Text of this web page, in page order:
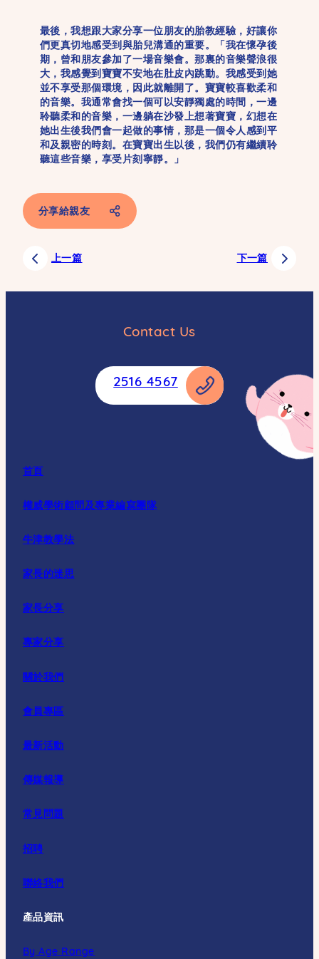
最後，我想跟大家分享一位朋友的胎教經驗，好讓你
們更真切地感受到與胎兒溝通的重要。「我在懷孕後
期，曾和朋友參加了一場音樂會。那裏的音樂聲浪很
大，我感覺到寶寶不安地在肚皮內跳動。我感受到她
並不享受那個環境，因此就離開了。寶寶較喜歡柔和
的音樂。我通常會找一個可以安靜獨處的時間，一邊
聆聽柔和的音樂，一邊躺在沙發上想著寶寶，幻想在
她出生後我們會一起做的事情，那是一個令人感到平
和及親密的時刻。在寶寶出生以後，我們仍有繼續聆
聽這些音樂，享受片刻寧靜。」
分享給親友
SMS
Email
上一篇 下一篇
Contact Us
2516 4567
首頁
權威學術顧問及專業編寫團隊
牛津教學法
家長的迷思
家長分享
專家分享
關於我們
會員專區
最新活動
傳媒報導
常見問題
招聘
聯絡我們
產品資訊
By Age Range